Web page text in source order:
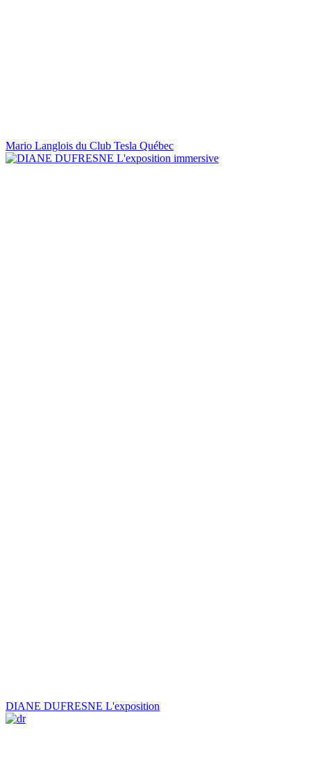
Mario Langlois du Club Tesla Québec
DIANE DUFRESNE L'exposition